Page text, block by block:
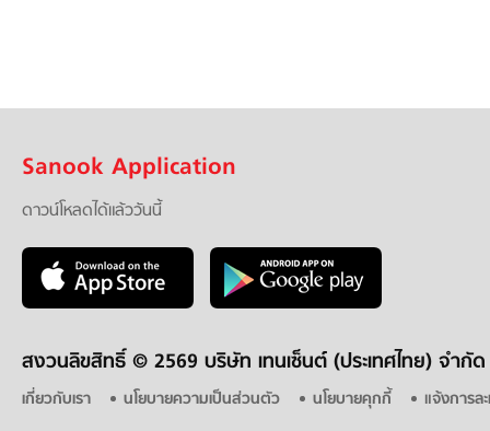
Sanook Application
ดาวน์โหลดได้แล้ววันนี้
สงวนลิขสิทธิ์ © 2569 บริษัท เทนเซ็นต์ (ประเทศไทย) จำกัด
เกี่ยวกับเรา นโยบายความเป็นส่วนตัว นโยบายคุกกี้ แจ้งการล